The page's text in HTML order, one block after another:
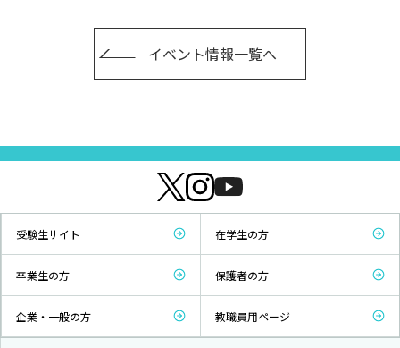
イベント情報一覧へ
受験生サイト 在学生の方
卒業生の方 保護者の方
企業・一般の方 教職員用ページ